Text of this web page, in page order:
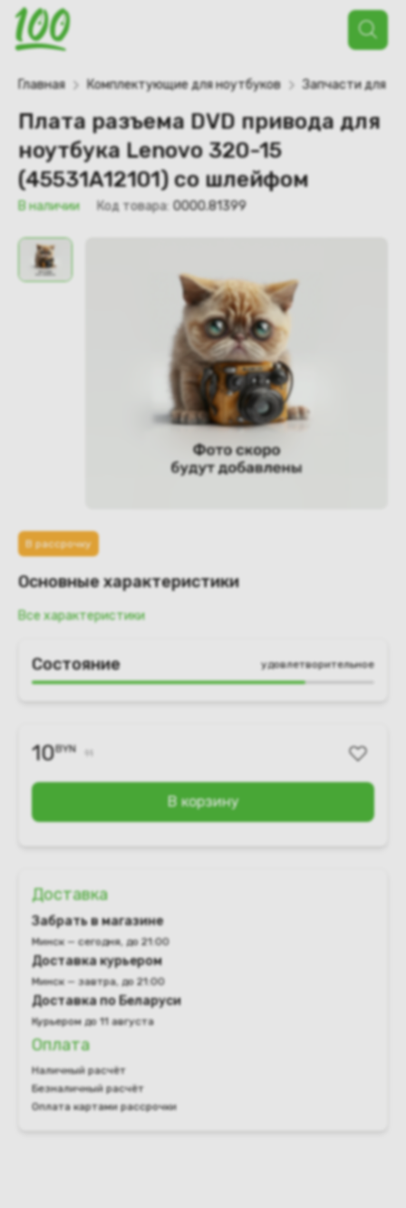
Поиск
товаров
Главная Комплектующие для ноутбуков Запчасти для
Плата разъема DVD привода для
ноутбука Lenovo 320-15
(45531A12101) со шлейфом
В наличии Код товара: 0000.81399
В рассрочку
Основные характеристики
Все характеристики
Состояние удовлетворительное
10BYN
В корзину
Доставка
Забрать в магазине
Минск — сегодня, до 21:00
Доставка курьером
Минск — завтра, до 21:00
Доставка по Беларуси
Курьером до 11 августа
Оплата
Наличный расчёт
Безналичный расчёт
Оплата картами рассрочки